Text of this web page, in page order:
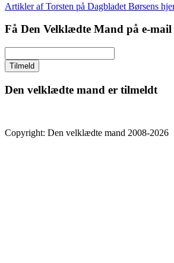
Artikler af Torsten på Dagbladet Børsens
Få Den Velklædte Mand på e-mail
Den velklædte mand er tilmeldt
Copyright: Den velklædte mand 2008-2026